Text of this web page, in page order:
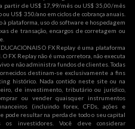
partir de US$ 17,99/mês ou US$ 35,00/mês
US$ 350/ano em ciclos de cobrança anuais.
à plataforma, uso do software e hospedagem
de transação, encargos de corretagem ou
O FX Replay é uma plataforma
FX Replay não é uma corretora, não executa
e não administra fundos de clientes. Todas
destinam-se exclusivamente a fins
histórico. Nada contido neste site ou na
de investimento, tributário ou jurídico,
ou vender quaisquer instrumentos
(incluindo forex, CFDs, ações e
pode resultar na perda de todo o seu capital
investidores. Você deve considerar